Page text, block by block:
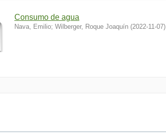
Consumo de agua
Nava, Emilio; Wilberger, Roque Joaquín (2022-11-07)